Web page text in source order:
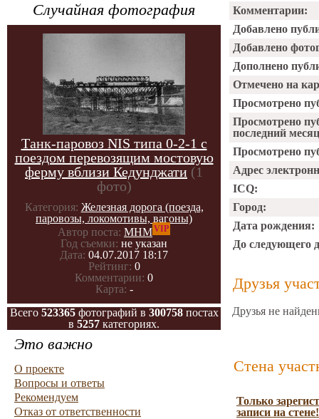
Случайная фотография
Танк-паровоз NIS типа 0-2-1 с
поездом перевозящим мостовую
ферму вблизи Кедунджати (1
фото)
Категория: Железная дорога (поезда,
паровозы, локомотивы, вагоны)
Автор поста: МНМVIP
Год съемки: не указан
Дата: 04.07.2017 18:17
Рейтинг: 0
Комментарии: 0
Карта: -
Всего 523365фотографий в 300758постах
в 5257 категориях.
Это важно
О проекте
Вопросы и ответы
Рекомендуем
Отказ от ответственности
Комментарии:
Добавлено
Добавлено
Дополнено
Отмечено на
Просмотрено
Просмотрено
последний
Просмотрено
Адрес
ICQ:
Город:
Дата рождения:
До следующего
Друзья
Друзья не
Стена
Только
записи на стене!